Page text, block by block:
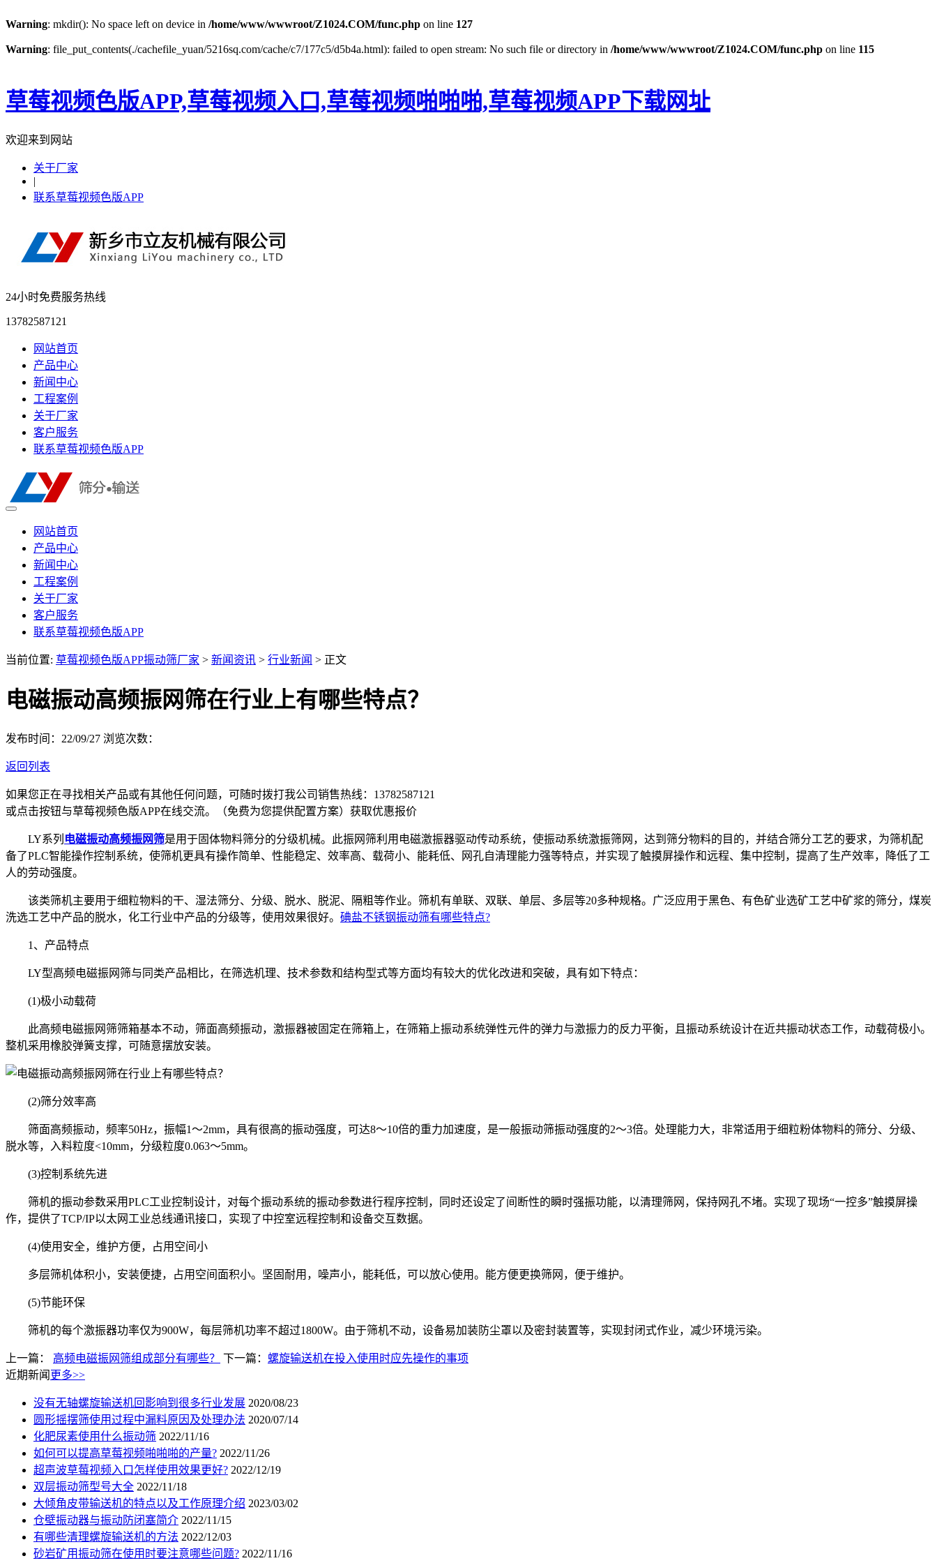
Warning: mkdir(): No space left on device in /home/www/wwwroot/Z1024.COM/func.php on line 127
Warning: file_put_contents(./cachefile_yuan/5216sq.com/cache/c7/177c5/d5b4a.html): failed to open stream: No such file or directory in /home/www/wwwroot/Z1024.COM/func.php on line 115
草莓视频色版APP,草莓视频入口,草莓视频啪啪啪,草莓视频APP下载网址
欢迎来到网站
关于厂家
|
联系草莓视频色版APP
24小时免费服务热线
13782587121
网站首页
产品中心
新闻中心
工程案例
关于厂家
客户服务
联系草莓视频色版APP
网站首页
产品中心
新闻中心
工程案例
关于厂家
客户服务
联系草莓视频色版APP
当前位置: 草莓视频色版APP振动筛厂家 > 新闻资讯 > 行业新闻 > 正文
电磁振动高频振网筛在行业上有哪些特点？
发布时间：22/09/27 浏览次数：
返回列表
如果您正在寻找相关产品或有其他任何问题，可随时拨打我公司销售热线： 13782587121
或点击按钮与草莓视频色版APP在线交流。（免费为您提供配置方案） 获取优惠报价
LY系列 电磁振动高频振网筛是用于固体物料筛分的分级机械。此振网筛利用电磁激振器驱动传动系统，使振动系统激振筛网，达到筛分物料的目的，并结合筛分工艺的要求，为筛机配
备了PLC智能操作控制系统，使筛机更具有操作简单、性能稳定、效率高、载荷小、能耗低、网孔自清理能力强等特点，并实现了触摸屏操作和远程、集中控制，提高了生产效率，降低了工
人的劳动强度。
该类筛机主要用于细粒物料的干、湿法筛分、分级、脱水、脱泥、隔粗等作业。筛机有单联、双联、单层、多层等20多种规格。广泛应用于黑色、有色矿业选矿工艺中矿浆的筛分，煤炭
洗选工艺中产品的脱水，化工行业中产品的分级等，使用效果很好。 碘盐不锈钢振动筛有哪些特点?
1、产品特点
LY型高频电磁振网筛与同类产品相比，在筛选机理、技术参数和结构型式等方面均有较大的优化改进和突破，具有如下特点：
(1)极小动载荷
此高频电磁振网筛筛箱基本不动，筛面高频振动，激振器被固定在筛箱上，在筛箱上振动系统弹性元件的弹力与激振力的反力平衡，且振动系统设计在近共振动状态工作，动载荷极小。
整机采用橡胶弹簧支撑，可随意摆放安装。
(2)筛分效率高
筛面高频振动，频率50Hz，振幅1～2mm，具有很高的振动强度，可达8～10倍的重力加速度，是一般振动筛振动强度的2～3倍。处理能力大，非常适用于细粒粉体物料的筛分、分级、
脱水等，入料粒度<10mm，分级粒度0.063～5mm。
(3)控制系统先进
筛机的振动参数采用PLC工业控制设计，对每个振动系统的振动参数进行程序控制，同时还设定了间断性的瞬时强振功能，以清理筛网，保持网孔不堵。实现了现场“一控多”触摸屏操
作，提供了TCP/IP以太网工业总线通讯接口，实现了中控室远程控制和设备交互数据。
(4)使用安全，维护方便，占用空间小
多层筛机体积小，安装便捷，占用空间面积小。坚固耐用，噪声小，能耗低，可以放心使用。能方便更换筛网，便于维护。
(5)节能环保
筛机的每个激振器功率仅为900W，每层筛机功率不超过1800W。由于筛机不动，设备易加装防尘罩以及密封装置等，实现封闭式作业，减少环境污染。
上一篇： 高频电磁振网筛组成部分有哪些？ 下一篇： 螺旋输送机在投入使用时应先操作的事项
近期新闻 更多>>
没有无轴螺旋输送机回影响到很多行业发展 2020/08/23
圆形摇摆筛使用过程中漏料原因及处理办法 2020/07/14
化肥尿素使用什么振动筛 2022/11/16
如何可以提高草莓视频啪啪啪的产量? 2022/11/26
超声波草莓视频入口怎样使用效果更好? 2022/12/19
双层振动筛型号大全 2022/11/18
大倾角皮带输送机的特点以及工作原理介绍 2023/03/02
仓壁振动器与振动防闭塞简介 2022/11/15
有哪些清理螺旋输送机的方法 2022/12/03
砂岩矿用振动筛在使用时要注意哪些问题? 2022/11/16